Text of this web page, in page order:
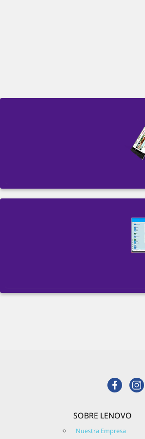
SOBRE LENOVO
Nuestra Empresa